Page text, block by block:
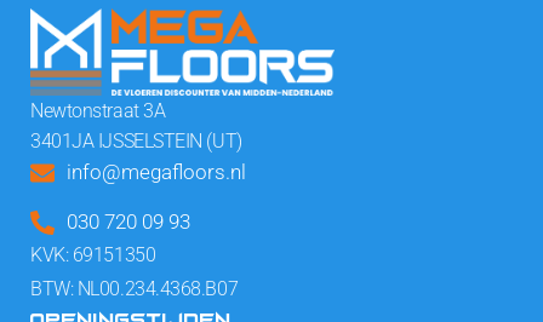
Newtonstraat 3A
3401JA IJSSELSTEIN (UT)
info@megafloors.nl
030 720 09 93
KVK: 69151350
BTW: NL00.234.4368.B07